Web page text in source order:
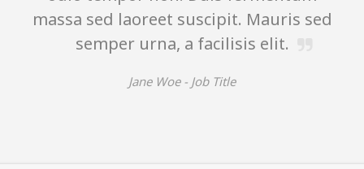
suscipit. Mauris sed
a facilisis elit.
dapibus.
nisi. Aenean